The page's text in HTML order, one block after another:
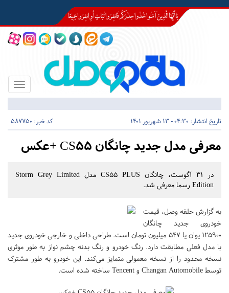
Toggle
تاریخ انتشار: 04:30 - 13 شهریور 1401 کد خبر: 587750
معرفی مدل جدید چانگان CS۵۵ +عکس
در ۳۱ آگوست، چانگان CS۵۵ PLUS مدل Storm Grey Limited
Edition رسما معرفی شد.
به گزارش حلقه وصل، قیمت
خودروی جدید چانگان
۱۲۵۹۰۰ یوان یا ۵۴۷ میلیون تومان است. طراحی داخلی و خارجی خودروی جدید
با مدل فعلی مطابقت دارد. رنگ خودرو و رنگ بدنه چشم نواز به طور موثری
نسخه محدود را از نسخه معمولی متمایز می‌کند. این خودرو به طور مشترک
توسط Changan Automobile و Tencent ساخته شده است.